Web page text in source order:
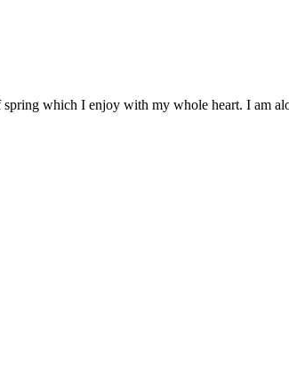
which I enjoy with my whole heart. I am